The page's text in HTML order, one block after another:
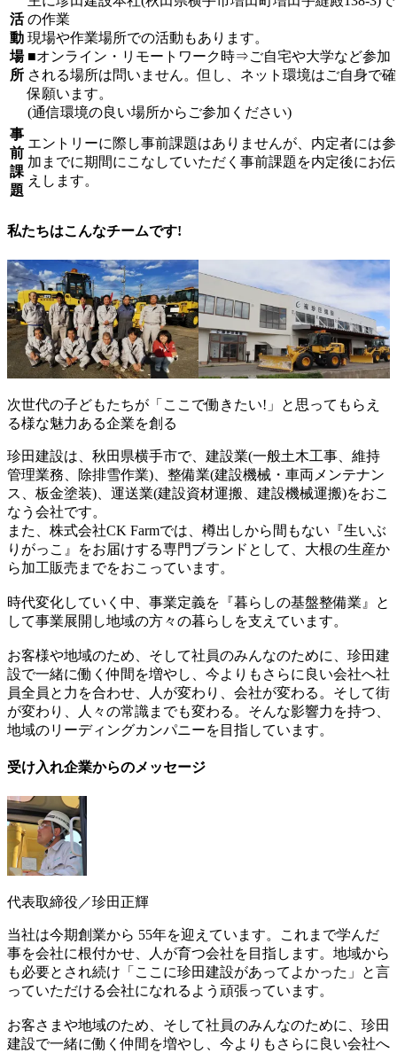
活
動
場
所
の作業
現場や作業場所での活動もあります。
■オンライン・リモートワーク時⇒ご自宅や大学など参加
される場所は問いません。但し、ネット環境はご自身で確
保願います。
(通信環境の良い場所からご参加ください)
事
前
課
題
エントリーに際し事前課題はありませんが、内定者には参
加までに期間にこなしていただく事前課題を内定後にお伝
えします。
私たちはこんなチームです!
次世代の子どもたちが「ここで働きたい!」と思ってもらえ
る様な魅力ある企業を創る
珍田建設は、秋田県横手市で、建設業(一般土木工事、維持
管理業務、除排雪作業)、整備業(建設機械・車両メンテナン
ス、板金塗装)、運送業(建設資材運搬、建設機械運搬)をおこ
なう会社です。
また、株式会社CK Farmでは、樽出しから間もない『生いぶ
りがっこ』をお届けする専門ブランドとして、大根の生産か
ら加工販売までをおこっています。
時代変化していく中、事業定義を『暮らしの基盤整備業』と
して事業展開し地域の方々の暮らしを支えています。
お客様や地域のため、そして社員のみんなのために、珍田建
設で一緒に働く仲間を増やし、今よりもさらに良い会社へ社
員全員と力を合わせ、人が変わり、会社が変わる。そして街
が変わり、人々の常識までも変わる。そんな影響力を持つ、
地域のリーディングカンパニーを目指しています。
受け入れ企業からのメッセージ
代表取締役／珍田正輝
当社は今期創業から 55年を迎えています。これまで学んだ
事を会社に根付かせ、人が育つ会社を目指します。地域から
も必要とされ続け「ここに珍田建設があってよかった」と言
っていただける会社になれるよう頑張っています。
お客さまや地域のため、そして社員のみんなのために、珍田
建設で一緒に働く仲間を増やし、今よりもさらに良い会社へ